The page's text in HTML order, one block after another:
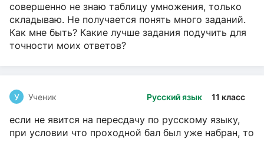
совершенно не знаю таблицу умножения, только
складываю. Не получается понять много заданий.
Как мне быть? Какие лучше задания подучить для
точности моих ответов?
Русский язык 11 класс
У Ученик
если не явится на пересдачу по русскому языку,
при условии что проходной бал был уже набран, то